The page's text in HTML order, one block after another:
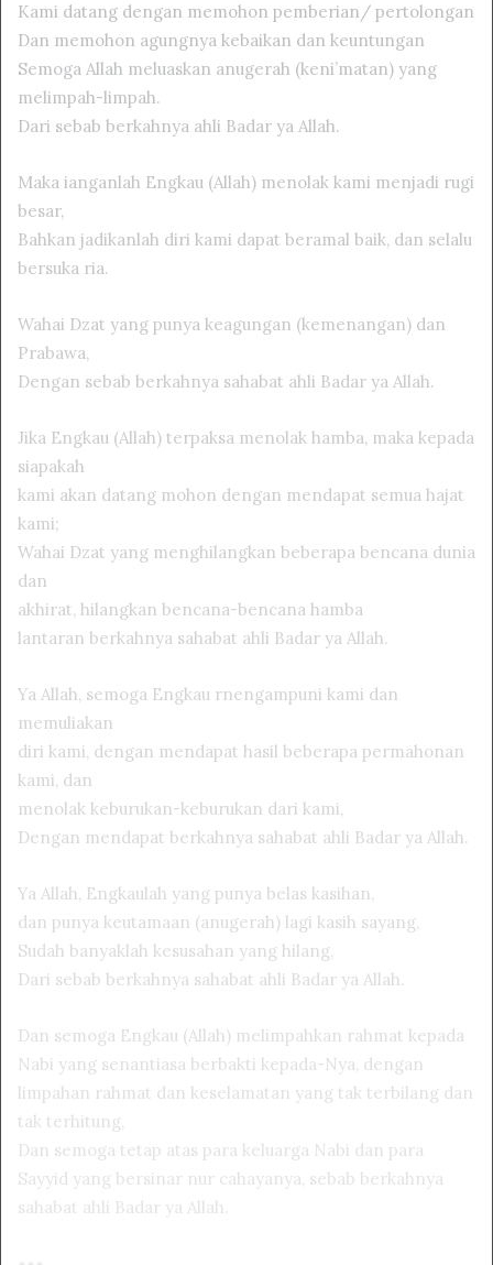
Kami datang dengan memohon pemberian/ pertolongan
Dan memohon agungnya kebaikan dan keuntungan
Semoga Allah meluaskan anugerah (keni’matan) yang
melimpah-limpah.
Dari sebab berkahnya ahli Badar ya Allah.
Maka ianganlah Engkau (Allah) menolak kami menjadi rugi
besar,
Bahkan jadikanlah diri kami dapat beramal baik, dan selalu
bersuka ria.
Wahai Dzat yang punya keagungan (kemenangan) dan
Prabawa,
Dengan sebab berkahnya sahabat ahli Badar ya Allah.
Jika Engkau (Allah) terpaksa menolak hamba, maka kepada
siapakah
kami akan datang mohon dengan mendapat semua hajat
kami;
Wahai Dzat yang menghilangkan beberapa bencana dunia
dan
akhirat, hilangkan bencana-bencana hamba
lantaran berkahnya sahabat ahli Badar ya Allah.
Ya Allah, semoga Engkau rnengampuni kami dan
memuliakan
diri kami, dengan mendapat hasil beberapa permahonan
kami, dan
menolak keburukan-keburukan dari kami,
Dengan mendapat berkahnya sahabat ahli Badar ya Allah.
Ya Allah, Engkaulah yang punya belas kasihan,
dan punya keutamaan (anugerah) lagi kasih sayang,
Sudah banyaklah kesusahan yang hilang,
Dari sebab berkahnya sahabat ahli Badar ya Allah.
Dan semoga Engkau (Allah) melimpahkan rahmat kepada
Nabi yang senantiasa berbakti kepada-Nya, dengan
limpahan rahmat dan keselamatan yang tak terbilang dan
tak terhitung,
Dan semoga tetap atas para keluarga Nabi dan para
Sayyid yang bersinar nur cahayanya, sebab berkahnya
sahabat ahli Badar ya Allah.